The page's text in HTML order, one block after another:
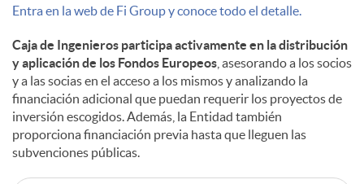
Entra en la web de Fi Group y conoce todo el detalle.
Caja de Ingenieros participa activamente en la distribución
y aplicación de los Fondos Europeos , asesorando a los socios
y a las socias en el acceso a los mismos y analizando la
financiación adicional que puedan requerir los proyectos de
inversión escogidos. Además, la Entidad también
proporciona financiación previa hasta que lleguen las
subvenciones públicas.